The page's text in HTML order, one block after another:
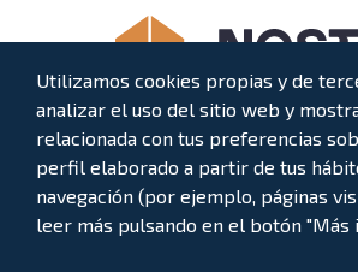
AVERÍAS
932 937
Síguenos
Utilizamos cookies propias y de
analizar el uso del sitio web y
relacionada con tus preferencias
perfil elaborado a partir de tus
navegación (por ejemplo, páginas
leer más pulsando en el botón "Más